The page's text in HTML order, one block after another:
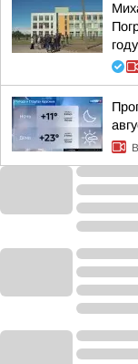
году